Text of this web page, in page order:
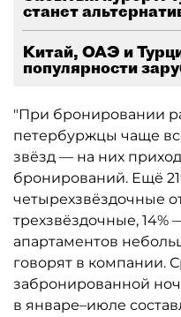
станет
Китай, ОАЭ и
популярности
"При бронировании
петербуржцы чаще
звёзд — на них
бронирований. Ещё
четырехзвёздочные
трехзвёздочные,
апартаментов
говорят в компании.
забронированной
в январе–июле